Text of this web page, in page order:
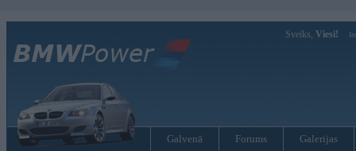
Sveiks, Viesi!
Galvenā Forums Galerijas